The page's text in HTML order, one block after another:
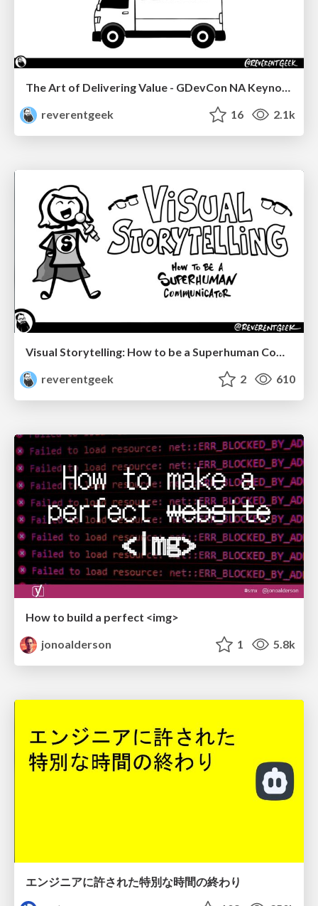
The Art of Delivering Value - GDevCon NA Keynote
reverentgeek
16 2.1k
Visual Storytelling: How to be a Superhuman Communicator
reverentgeek
2 610
How to build a perfect <img>
jonoalderson
1 5.8k
エンジニアに許された特別な時間の終わり